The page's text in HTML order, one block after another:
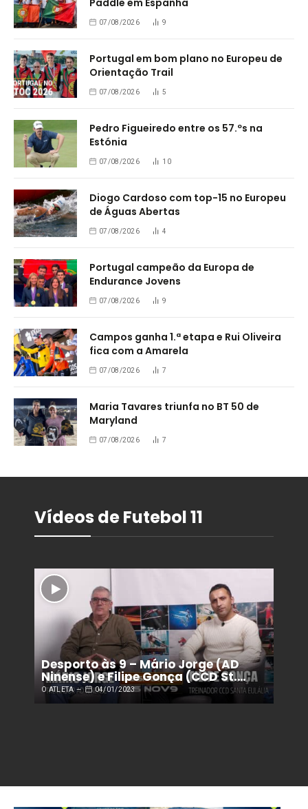
07/08/2026 9
Portugal em bom plano no Europeu de
Orientação Trail
07/08/2026 5
Pedro Figueiredo entre os 57.ºs na
Estónia
07/08/2026 10
Diogo Cardoso com top-15 no Europeu
de Águas Abertas
07/08/2026 4
Portugal campeão da Europa de
Endurance Jovens
07/08/2026 9
Campos ganha 1.ª etapa e Rui Oliveira
fica com a Amarela
07/08/2026 7
Maria Tavares triunfa no BT 50 de
Maryland
07/08/2026 7
Vídeos de Futebol 11
Desporto às 9 – Mário Jorge (AD
Ninense) e Filipe Gonça (CCD St.
Eulália) analisam temporada e as
semelhanças não são só em campo
O ATLETA 04/01/2023